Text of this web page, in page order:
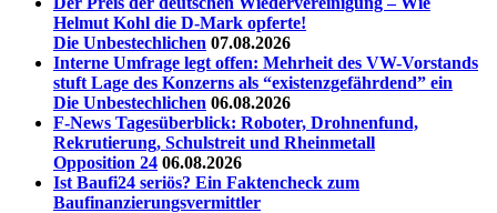
Helmut Kohl die D‑Mark opferte!
Die Unbestechlichen 07.08.2026
Interne Umfrage legt offen: Mehrheit des VW-Vorstands
stuft Lage des Konzerns als “existenzgefährdend” ein
Die Unbestechlichen 06.08.2026
F-News Tagesüberblick: Roboter, Drohnenfund,
Rekrutierung, Schulstreit und Rheinmetall
Opposition 24 06.08.2026
Ist Baufi24 seriös? Ein Faktencheck zum
Baufinanzierungsvermittler